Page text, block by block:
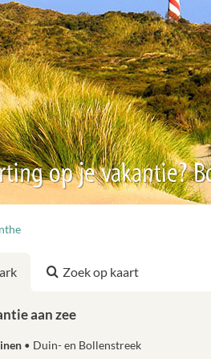
op je vakantie?
Zoek op kaart
aan zee
Duin- en Bollenstreek